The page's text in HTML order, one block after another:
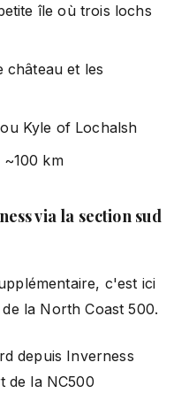
île où trois lochs
château et les
Kyle of Lochalsh
~100 km
via la section sud
c'est ici
la North Coast 500.
depuis Inverness
de la NC500